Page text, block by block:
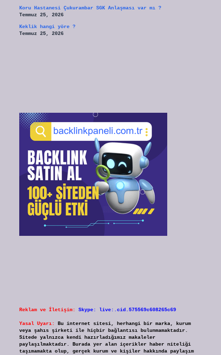
Koru Hastanesi Çukurambar SGK Anlaşması var mı ?
Temmuz 25, 2026
Keklik hangi yöre ?
Temmuz 25, 2026
Reklam ve İletişim: Skype: live:.cid.575569c608265c69
Yasal Uyarı:
Bu internet sitesi, herhangi bir marka, kurum
veya şahıs şirketi ile hiçbir bağlantısı bulunmamaktadır.
Sitede yalnızca kendi hazırladığımız makaleler
paylaşılmaktadır. Burada yer alan içerikler haber niteliği
taşımamakta olup, gerçek kurum ve kişiler hakkında paylaşım